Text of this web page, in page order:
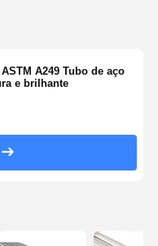
A249 Tubo de aço
e brilhante